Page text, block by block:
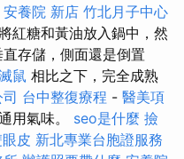
安養院 新店 竹北月子中心
將紅糖和黃油放入鍋中，然
存儲，側面還是倒置
鼠 相比之下，完全成熟
台中整復療程 - 醫美項
用氣味。 seo是什麼 撿
皮 新北專業台胞證服務